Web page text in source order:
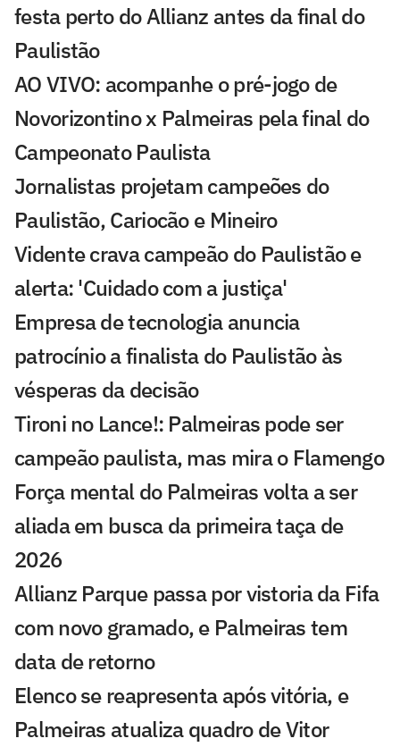
festa perto do Allianz antes da final do
Paulistão
AO VIVO: acompanhe o pré-jogo de
Novorizontino x Palmeiras pela final do
Campeonato Paulista
Jornalistas projetam campeões do
Paulistão, Cariocão e Mineiro
Vidente crava campeão do Paulistão e
alerta: 'Cuidado com a justiça'
Empresa de tecnologia anuncia
patrocínio a finalista do Paulistão às
vésperas da decisão
Tironi no Lance!: Palmeiras pode ser
campeão paulista, mas mira o Flamengo
Força mental do Palmeiras volta a ser
aliada em busca da primeira taça de
2026
Allianz Parque passa por vistoria da Fifa
com novo gramado, e Palmeiras tem
data de retorno
Elenco se reapresenta após vitória, e
Palmeiras atualiza quadro de Vitor